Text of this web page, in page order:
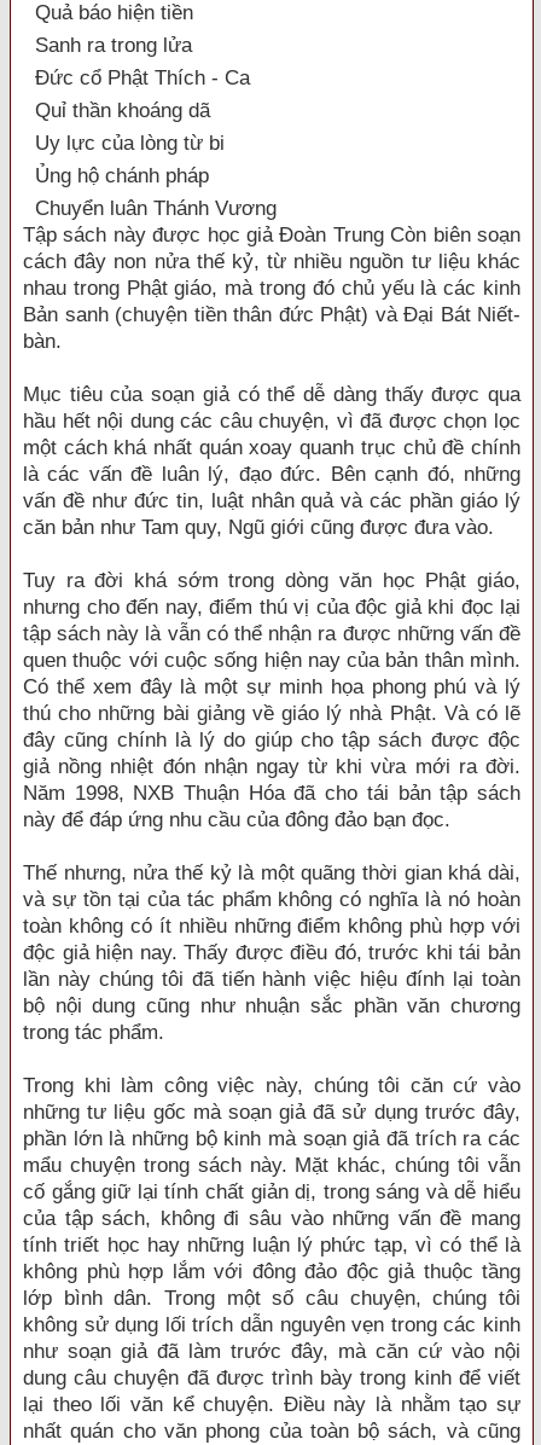
Quả báo hiện tiền
Sanh ra trong lửa
Đức cổ Phật Thích - Ca
Quỉ thần khoáng dã
Uy lực của lòng từ bi
Ủng hộ chánh pháp
Chuyển luân Thánh Vương
Tập sách này được học giả Đoàn Trung Còn biên soạn
cách đây non nửa thế kỷ, từ nhiều nguồn tư liệu khác
nhau trong Phật giáo, mà trong đó chủ yếu là các kinh
Bản sanh (chuyện tiền thân đức Phật) và Đại Bát Niết-
bàn.
Mục tiêu của soạn giả có thể dễ dàng thấy được qua
hầu hết nội dung các câu chuyện, vì đã được chọn lọc
một cách khá nhất quán xoay quanh trục chủ đề chính
là các vấn đề luân lý, đạo đức. Bên cạnh đó, những
vấn đề như đức tin, luật nhân quả và các phần giáo lý
căn bản như Tam quy, Ngũ giới cũng được đưa vào.
Tuy ra đời khá sớm trong dòng văn học Phật giáo,
nhưng cho đến nay, điểm thú vị của độc giả khi đọc lại
tập sách này là vẫn có thể nhận ra được những vấn đề
quen thuộc với cuộc sống hiện nay của bản thân mình.
Có thể xem đây là một sự minh họa phong phú và lý
thú cho những bài giảng về giáo lý nhà Phật. Và có lẽ
đây cũng chính là lý do giúp cho tập sách được độc
giả nồng nhiệt đón nhận ngay từ khi vừa mới ra đời.
Năm 1998, NXB Thuận Hóa đã cho tái bản tập sách
này để đáp ứng nhu cầu của đông đảo bạn đọc.
Thế nhưng, nửa thế kỷ là một quãng thời gian khá dài,
và sự tồn tại của tác phẩm không có nghĩa là nó hoàn
toàn không có ít nhiều những điểm không phù hợp với
độc giả hiện nay. Thấy được điều đó, trước khi tái bản
lần này chúng tôi đã tiến hành việc hiệu đính lại toàn
bộ nội dung cũng như nhuận sắc phần văn chương
trong tác phẩm.
Trong khi làm công việc này, chúng tôi căn cứ vào
những tư liệu gốc mà soạn giả đã sử dụng trước đây,
phần lớn là những bộ kinh mà soạn giả đã trích ra các
mẩu chuyện trong sách này. Mặt khác, chúng tôi vẫn
cố gắng giữ lại tính chất giản dị, trong sáng và dễ hiểu
của tập sách, không đi sâu vào những vấn đề mang
tính triết học hay những luận lý phức tạp, vì có thể là
không phù hợp lắm với đông đảo độc giả thuộc tầng
lớp bình dân. Trong một số câu chuyện, chúng tôi
không sử dụng lối trích dẫn nguyên vẹn trong các kinh
như soạn giả đã làm trước đây, mà căn cứ vào nội
dung câu chuyện đã được trình bày trong kinh để viết
lại theo lối văn kể chuyện. Điều này là nhằm tạo sự
nhất quán cho văn phong của toàn bộ sách, và cũng